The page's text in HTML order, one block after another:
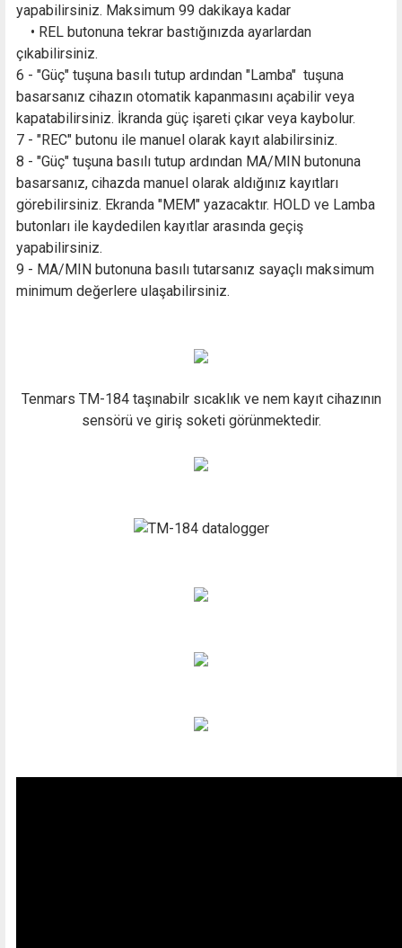
yapabilirsiniz. Maksimum 99 dakikaya kadar
• REL butonuna tekrar bastığınızda ayarlardan
çıkabilirsiniz.
6 - "Güç" tuşuna basılı tutup ardından "Lamba" tuşuna
basarsanız cihazın otomatik kapanmasını açabilir veya
kapatabilirsiniz. İkranda güç işareti çıkar veya kaybolur.
7 - "REC" butonu ile manuel olarak kayıt alabilirsiniz.
8 - "Güç" tuşuna basılı tutup ardından MA/MIN butonuna
basarsanız, cihazda manuel olarak aldığınız kayıtları
görebilirsiniz. Ekranda "MEM" yazacaktır. HOLD ve Lamba
butonları ile kaydedilen kayıtlar arasında geçiş
yapabilirsiniz.
9 - MA/MIN butonuna basılı tutarsanız sayaçlı maksimum
minimum değerlere ulaşabilirsiniz.
Tenmars TM-184 taşınabilr sıcaklık ve nem kayıt cihazının
sensörü ve giriş soketi görünmektedir.